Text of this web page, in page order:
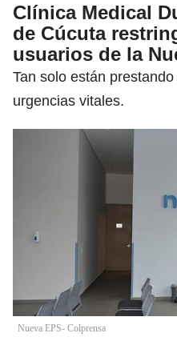
Clínica Medical
de Cúcuta
usuarios de la
Tan solo están
urgencias vitales.
Nueva EPS- Colprensa